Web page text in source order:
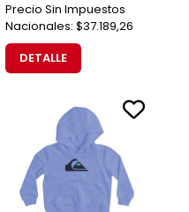
Precio Sin Impuestos
Nacionales: $37.189,26
DETALLE